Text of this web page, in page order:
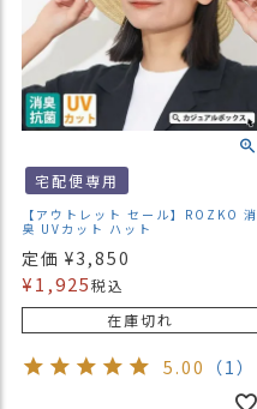
宅配便専用
【アウトレット セール】ROZKO 消
臭 UVカット ハット
定価 ¥3,850
¥1,925税込
在庫切れ
5.00 （1）